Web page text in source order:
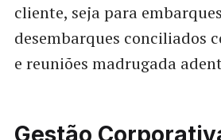
cliente, seja para
desembarques conciliados
e reuniões madrugada
Gestão